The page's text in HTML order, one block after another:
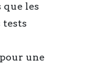
que les
tests
une